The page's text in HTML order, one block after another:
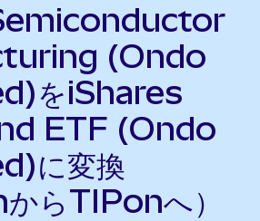
(Ondo
をiShares
ETF (Ondo
に変換
らTIPonへ）